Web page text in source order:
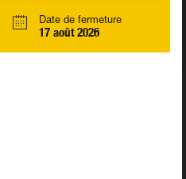
Date de fermeture
17 août 2026